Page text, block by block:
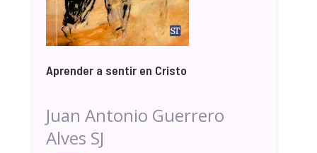
Aprender a sentir en Cristo
Juan Antonio Guerrero
Alves SJ